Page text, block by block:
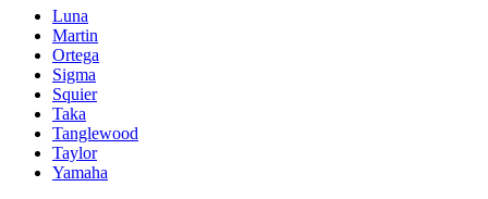
Luna
Martin
Ortega
Sigma
Squier
Taka
Tanglewood
Taylor
Yamaha